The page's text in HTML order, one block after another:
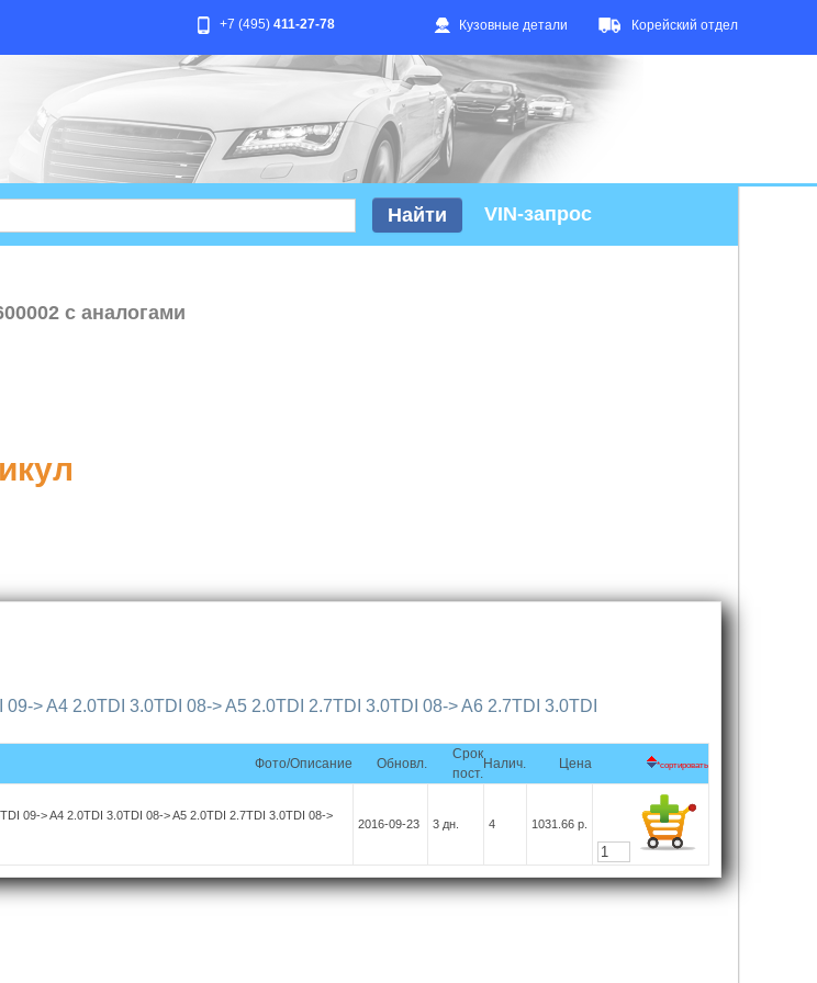
Кузовные детали Корейский отдел
+7 (495) 411-27-78
VIN-запрос
с аналогами
> A4 2.0TDI 3.0TDI 08-> A5 2.0TDI 2.7TDI 3.0TDI 08-> A6 2.7TDI 3.0TDI
Фото/Описание Обновл.
Срок
пост.
Налич. Цена *сортировать
09-> A4 2.0TDI 3.0TDI 08-> A5 2.0TDI 2.7TDI 3.0TDI 08->
2016-09-23 3 дн. 4 1031.66 р.